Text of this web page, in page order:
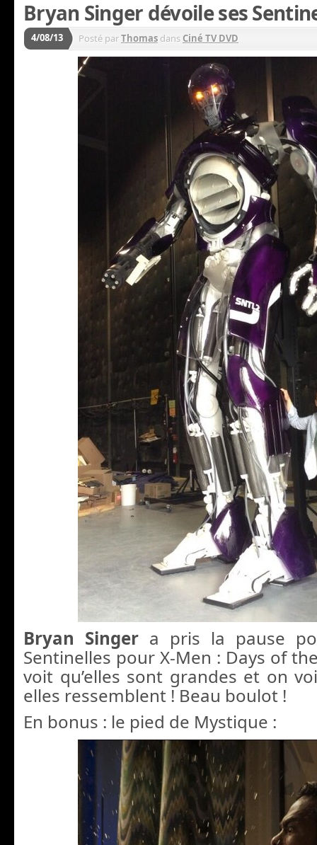
Bryan Singer dévoile ses
4/08/13 Posté parThomas dans Ciné TV DVD
Bryan Singer a pris la pause
Sentinelles pour X-Men : Days of
voit qu’elles sont grandes et on
elles ressemblent ! Beau boulot !
En bonus : le pied de Mystique :